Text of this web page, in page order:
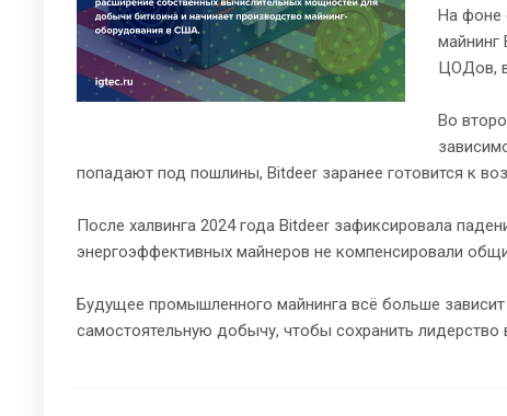
На фоне
майнинг
ЦОДов,
Во
попадают под пошлины, Bitdeer заранее готовится к
После халвинга 2024 года Bitdeer зафиксировала
энергоэффективных майнеров не компенсировали
Будущее промышленного майнинга всё больше
самостоятельную добычу, чтобы сохранить лидерство